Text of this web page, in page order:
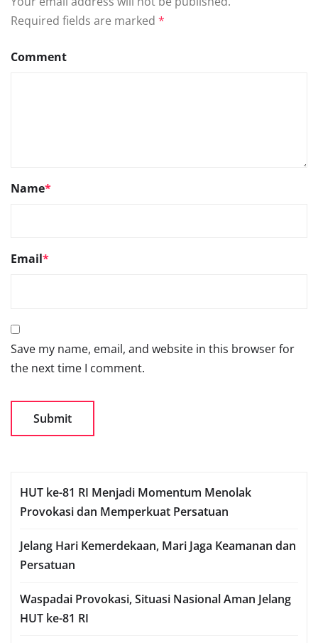
Required fields are marked *
Comment
Name*
Email*
Save my name, email, and website in this browser for
the next time I comment.
HUT ke-81 RI Menjadi Momentum Menolak
Provokasi dan Memperkuat Persatuan
Jelang Hari Kemerdekaan, Mari Jaga Keamanan dan
Persatuan
Waspadai Provokasi, Situasi Nasional Aman Jelang
HUT ke-81 RI